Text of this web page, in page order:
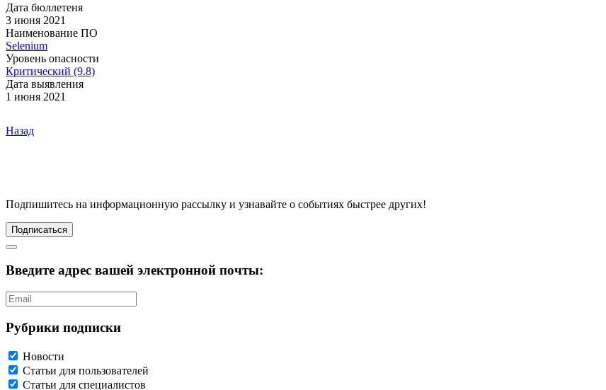
Дата бюллетеня
3 июня 2021
Наименование ПО
Selenium
Уровень опасности
Критический (9.8)
Дата выявления
1 июня 2021
Назад
Подпишитесь на информационную рассылку и узнавайте о событиях быстрее других!
Подписаться
Введите адрес вашей электронной почты:
Рубрики подписки
Новости
Статьи для пользователей
Статьи для специалистов